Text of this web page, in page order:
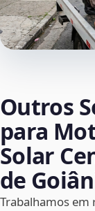
Outros
para
Solar
de
Trabalhamos em